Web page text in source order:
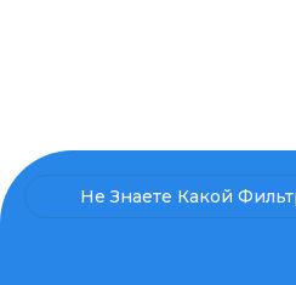
Не Знаете Какой